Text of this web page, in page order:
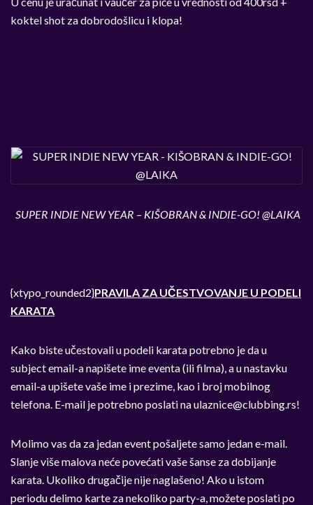
koktel shot za dobrodošlicu i klopa!
SUPER INDIE NEW YEAR – KIŠOBRAN & INDIE-GO! @LAIKA
{xtypo_rounded2}PRAVILA ZA UČESTVOVANJE U PODELI
KARATA
Kako biste učestovali u podeli karata potrebno je da u
subject email-a napišete ime eventa (ili filma), a u nastavku
email-a upišete vaše ime i prezime, kao i broj mobilnog
telefona. E-mail je potrebno poslati naulaznice@clubbing.rs!
Molimo vas da za jedan event pošaljete samo jedan e-mail.
Slanje više malova neće povećati vaše šanse za dobijanje
karata. Ukoliko drugačije nije naglašeno! Ako u istom
periodu delimo karte za nekoliko party-a, možete poslati po